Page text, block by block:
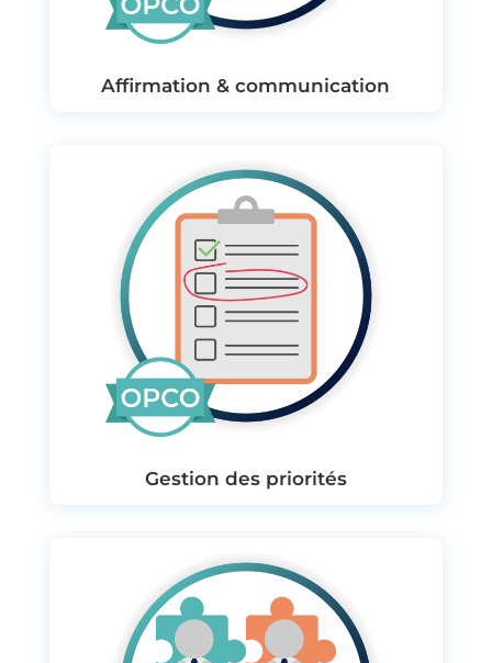
Affirmation & communication
Gestion des priorités